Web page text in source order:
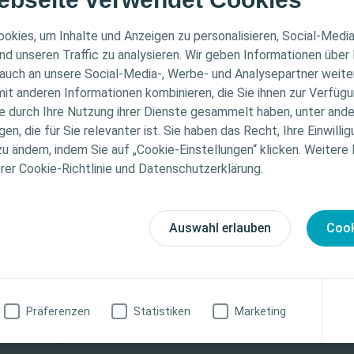
um Inhalte und Anzeigen zu personalisieren, Social-
unseren Traffic zu analysieren. Wir geben Informationen über
an unsere Social-Media-, Werbe- und Analysepartner
anderen Informationen kombinieren, die Sie ihnen zur
durch Ihre Nutzung ihrer Dienste gesammelt haben, unter
die für Sie relevanter ist. Sie haben das Recht, Ihre
ändern, indem Sie auf „Cookie-Einstellungen“ klicken.
Cookie-Richtlinie und Datenschutzerklärung.
Auswahl erlauben
Präferenzen Statistiken Marketing
HINWEIS
sich nur an medizinisches Fachpersonal. Der
Informations- und Fortbildungszwecke bestimmt.
medizinischen Rat. Die Verantwortung für die
liegt beim medizinischen Fachpersonal.
zu den vorgestellten Produkten, einschließlich
Monat 2 Monat 3
vollständig abrufen.